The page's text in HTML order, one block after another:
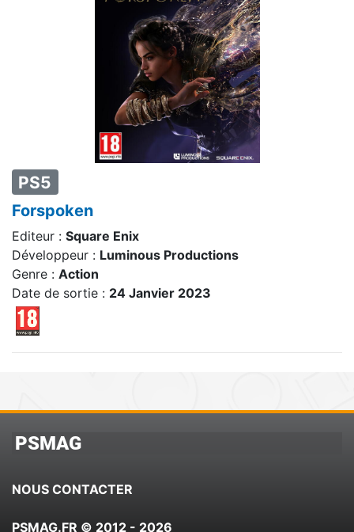
PS5
Forspoken
Editeur : Square Enix
Développeur : Luminous Productions
Genre : Action
Date de sortie : 24 Janvier 2023
PSMAG
NOUS CONTACTER
PSMAG.FR © 2012 - 2026